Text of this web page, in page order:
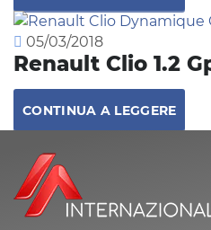
05/03/2018
Renault Clio 1.2
CONTINUA A LEGGERE